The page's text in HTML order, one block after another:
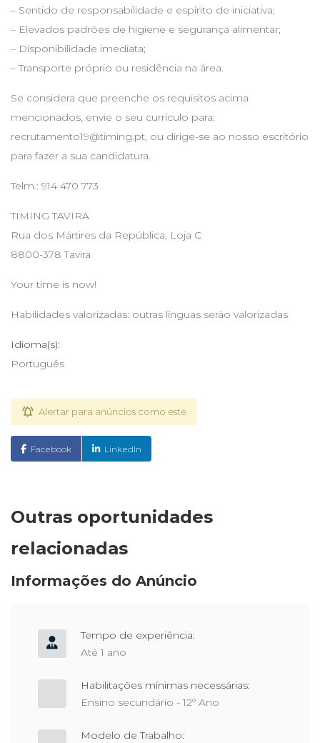
– Sentido de responsabilidade e espírito de iniciativa;
– Elevados padrões de higiene e segurança alimentar;
– Disponibilidade imediata;
– Transporte próprio ou residência na área.
Se considera que preenche os requisitos acima
mencionados, envie o seu currículo para:
recrutamento19@timing.pt, ou dirige-se ao nosso escritório
para fazer a sua candidatura.
Telm.: 914 470 773
TIMING TAVIRA
Rua dos Mártires da República, Loja C
8800-378 Tavira
Your time is now!
Habilidades valorizadas: outras línguas serão valorizadas
Idioma(s):
Português
Alertar para anúncios como este
Facebook LinkedIn
Outras oportunidades
relacionadas
Informações do Anúncio
Tempo de experiência:
Até 1 ano
Habilitações mínimas necessárias:
Ensino secundário - 12º Ano
Modelo de Trabalho: